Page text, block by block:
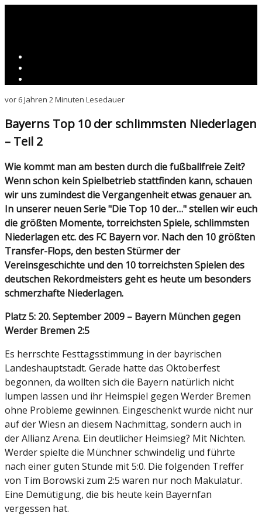
vor 6 Jahren 2 Minuten Lesedauer
Bayerns Top 10 der schlimmsten Niederlagen
– Teil 2
Wie kommt man am besten durch die fußballfreie Zeit?
Wenn schon kein Spielbetrieb stattfinden kann, schauen
wir uns zumindest die Vergangenheit etwas genauer an.
In unserer neuen Serie "Die Top 10 der…" stellen wir euch
die größten Momente, torreichsten Spiele, schlimmsten
Niederlagen etc. des FC Bayern vor. Nach den 10 größten
Transfer-Flops, den besten Stürmer der
Vereinsgeschichte und den 10 torreichsten Spielen des
deutschen Rekordmeisters geht es heute um besonders
schmerzhafte Niederlagen.
Platz 5: 20. September 2009 – Bayern München gegen
Werder Bremen 2:5
Es herrschte Festtagsstimmung in der bayrischen
Landeshauptstadt. Gerade hatte das Oktoberfest
begonnen, da wollten sich die Bayern natürlich nicht
lumpen lassen und ihr Heimspiel gegen Werder Bremen
ohne Probleme gewinnen. Eingeschenkt wurde nicht nur
auf der Wiesn an diesem Nachmittag, sondern auch in
der Allianz Arena. Ein deutlicher Heimsieg? Mit Nichten.
Werder spielte die Münchner schwindelig und führte
nach einer guten Stunde mit 5:0. Die folgenden Treffer
von Tim Borowski zum 2:5 waren nur noch Makulatur.
Eine Demütigung, die bis heute kein Bayernfan
vergessen hat.